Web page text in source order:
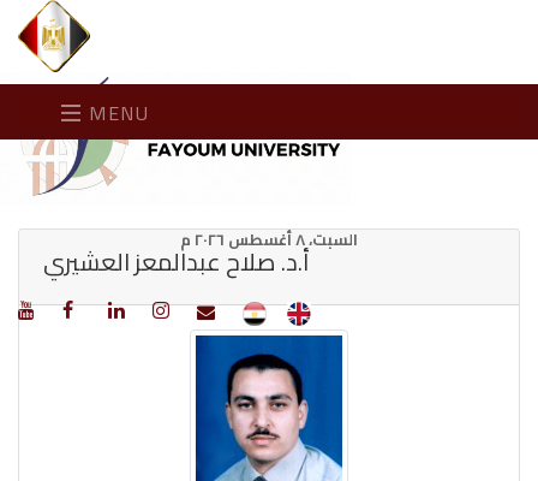
السبت، ٨ أغسطس ٢٠٢٦ م
MENU
أ.د. صلاح عبدالمعز العشيري